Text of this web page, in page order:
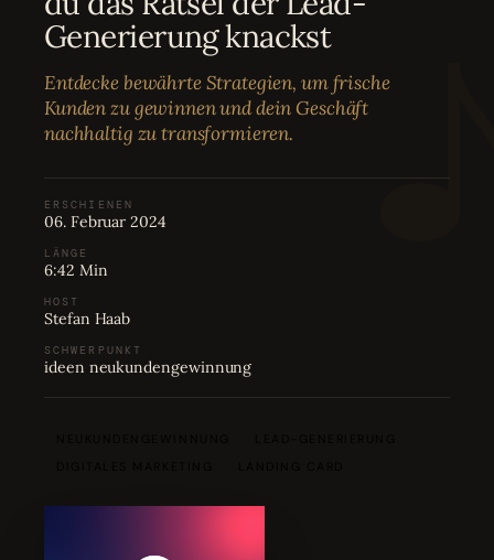
04 Bewertungen
05 Karriere
Generierung knackst
Entdecke bewährte Strategien, um frische
Kunden zu gewinnen und dein Geschäft
nachhaltig zu transformieren.
ERSCHIENEN
06. Februar 2024
LÄNGE
6:42 Min
HOST
Stefan Haab
SCHWERPUNKT
ideen neukundengewinnung